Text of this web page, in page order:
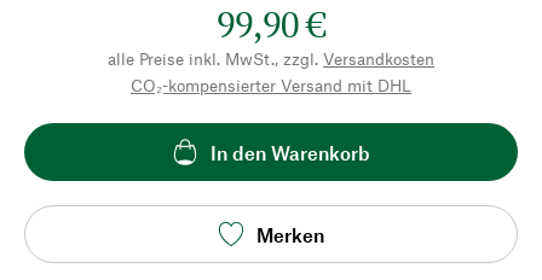
99,90 €
alle Preise inkl. MwSt., zzgl. Versandkosten
CO₂-kompensierter Versand mit DHL
In den Warenkorb
Merken